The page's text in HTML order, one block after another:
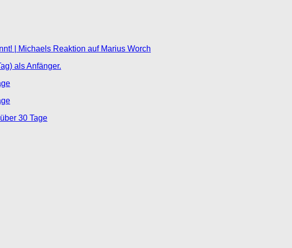
| Michaels Reaktion auf Marius Worch
als Anfänger.
30 Tage